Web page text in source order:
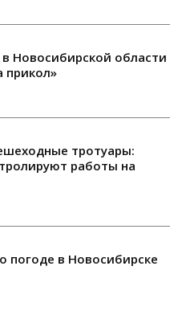
Новосибирской области
прикол»
тротуары:
работы на
погоде в Новосибирске